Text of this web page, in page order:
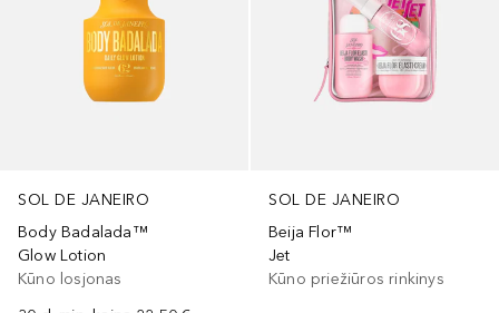
SOL DE JANEIRO
Body Badalada™
Glow Lotion
Kūno losjonas
SOL DE JANEIRO
Beija Flor™
Jet
Kūno priežiūros rinkinys